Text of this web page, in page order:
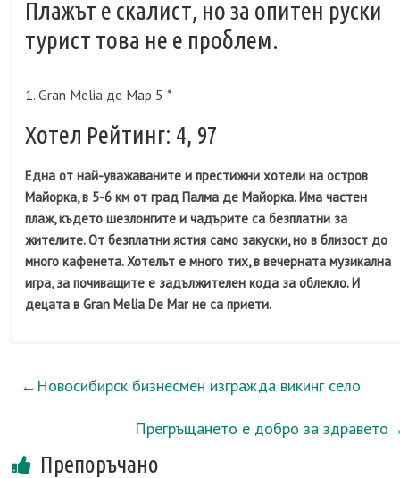
Плажът е скалист, но за опитен руски
турист това не е проблем.
1. Gran Melia де Мар 5 *
Хотел Рейтинг: 4, 97
Една от най-уважаваните и престижни хотели на остров
Майорка, в 5-6 км от град Палма де Майорка. Има частен
плаж, където шезлонгите и чадърите са безплатни за
жителите. От безплатни ястия само закуски, но в близост до
много кафенета. Хотелът е много тих, в вечерната музикална
игра, за почиващите е задължителен кода за облекло. И
децата в Gran Melia De Mar не са приети.
← Новосибирск бизнесмен изгражда викинг село
Прегръщането е добро за здравето
Препоръчано